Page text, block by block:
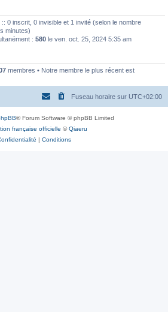
:: 0 inscrit, 0 invisible et 1 invité (selon le nombre
minutes)
: 580 le ven. oct. 25, 2024 5:35 am
membres • Notre membre le plus récent est
Fuseau horaire sur UTC+02:00
® Forum Software © phpBB Limited
française officielle ©Qiaeru
| Conditions